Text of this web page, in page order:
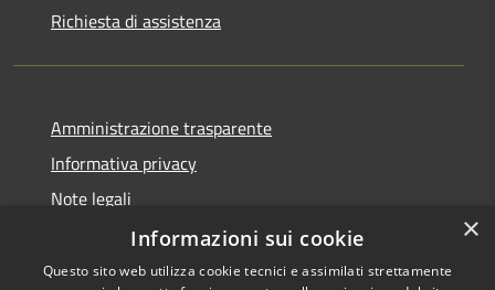
Richiesta di assistenza
Amministrazione trasparente
Informativa privacy
Note legali
Dichiarazione di accessibilità
×
Informazioni sui cookie
Questo sito web utilizza cookie tecnici e assimilati strettamente